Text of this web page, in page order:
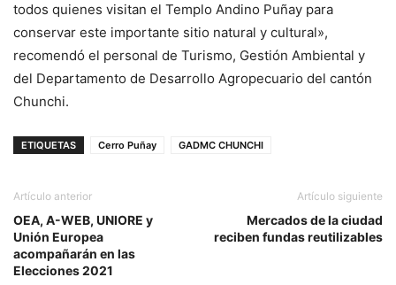
todos quienes visitan el Templo Andino Puñay para
conservar este importante sitio natural y cultural»,
recomendó el personal de Turismo, Gestión Ambiental y
del Departamento de Desarrollo Agropecuario del cantón
Chunchi.
ETIQUETAS Cerro Puñay GADMC CHUNCHI
Artículo anterior
OEA, A-WEB, UNIORE y
Unión Europea
acompañarán en las
Elecciones 2021
Artículo siguiente
Mercados de la ciudad
reciben fundas reutilizables